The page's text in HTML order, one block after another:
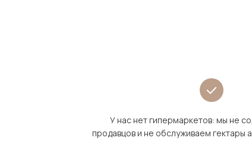
У нас нет гипермаркетов: мы не
продавцов и не обслуживаем гектары